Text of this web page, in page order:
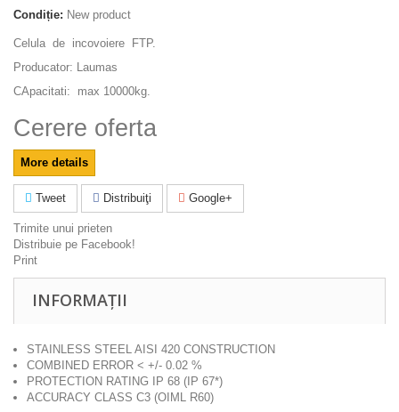
Condiție: New product
Celula de incovoiere FTP.
Producator: Laumas
CApacitati: max 10000kg.
Cerere oferta
More details
Tweet Distribuiţi Google+
Trimite unui prieten
Distribuie pe Facebook!
Print
INFORMAȚII
STAINLESS STEEL AISI 420 CONSTRUCTION
COMBINED ERROR < +/- 0.02 %
PROTECTION RATING IP 68 (IP 67*)
ACCURACY CLASS C3 (OIML R60)